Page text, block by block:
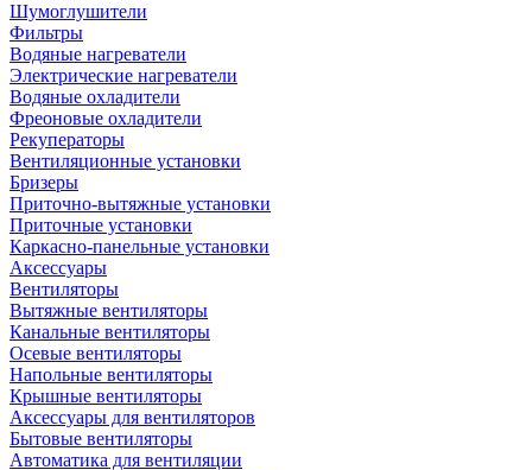
Шумоглушители
Фильтры
Водяные нагреватели
Электрические нагреватели
Водяные охладители
Фреоновые охладители
Рекуператоры
Вентиляционные установки
Бризеры
Приточно-вытяжные установки
Приточные установки
Каркасно-панельные установки
Аксессуары
Вентиляторы
Вытяжные вентиляторы
Канальные вентиляторы
Осевые вентиляторы
Напольные вентиляторы
Крышные вентиляторы
Аксессуары для вентиляторов
Бытовые вентиляторы
Автоматика для вентиляции